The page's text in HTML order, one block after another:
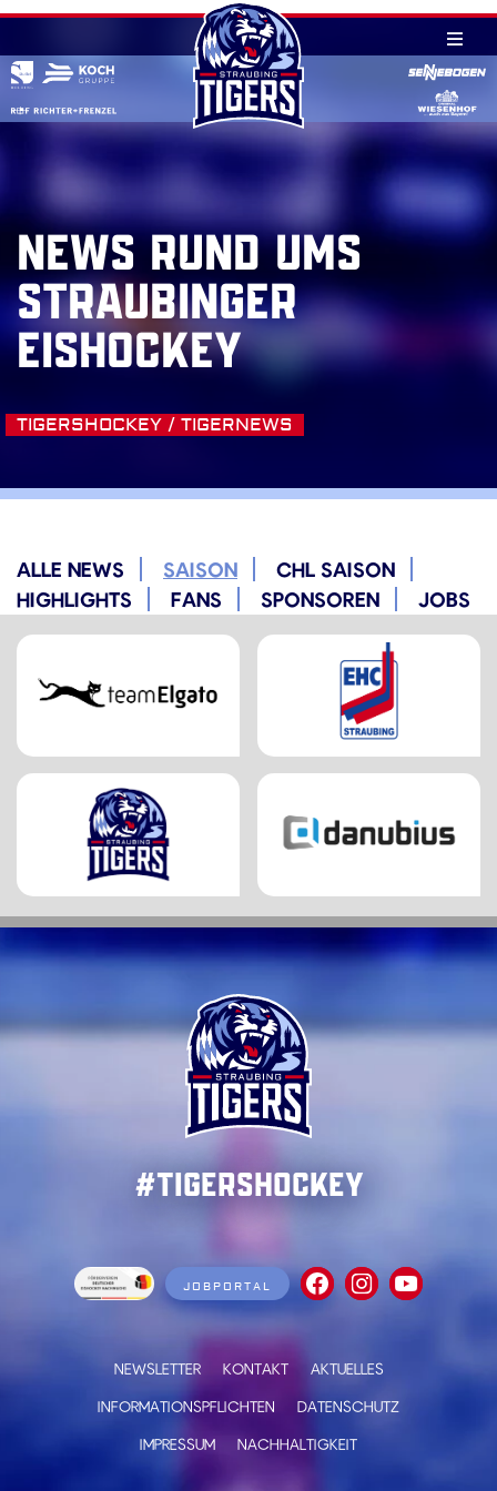
Skip
content
NEWS RUND UMS
STRAUBINGER
EISHOCKEY
TIGERSHOCKEY / TIGERNEWS
ALLE NEWS SAISON
CHL SAISON
HIGHLIGHTS
FANS SPONSOREN JOBS
#TigersHockey
JOBPORTAL
NEWSLETTER KONTAKT
AKTUELLES
INFORMATIONSPFLICHTEN
DATENSCHUTZ
IMPRESSUM
NACHHALTIGKEIT